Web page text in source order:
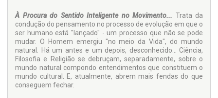
À Procura do Sentido Inteligente no Movimento... Trata da
condução do pensamento no processo de evolução em que o
ser humano está "lançado" - um processo que não se pode
mudar. O Homem emergiu "no meio da Vida", do mundo
natural. Há um antes e um depois, desconhecido... Ciência,
Filosofia e Religião se debruçam, separadamente, sobre o
mundo natural compondo entendimentos que constituem o
mundo cultural. E, atualmente, abrem mais fendas do que
conseguem fechar.